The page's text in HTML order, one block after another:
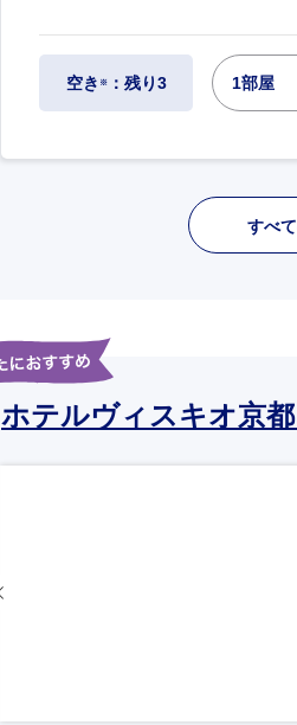
空き ※：残り3 1部屋
すべ
ホテルヴィスキオ京